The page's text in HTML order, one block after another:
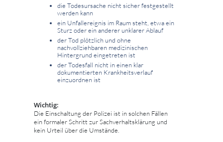
die Todesursache nicht sicher festgestellt
werden kann
ein Unfallereignis im Raum steht, etwa ein
Sturz oder ein anderer unklarer Ablauf
der Tod plötzlich und ohne
nachvollziehbaren medizinischen
Hintergrund eingetreten ist
der Todesfall nicht in einen klar
dokumentierten Krankheitsverlauf
einzuordnen ist
Wichtig:
Die Einschaltung der Polizei ist in solchen Fällen
ein formaler Schritt zur Sachverhaltsklärung und
kein Urteil über die Umstände.